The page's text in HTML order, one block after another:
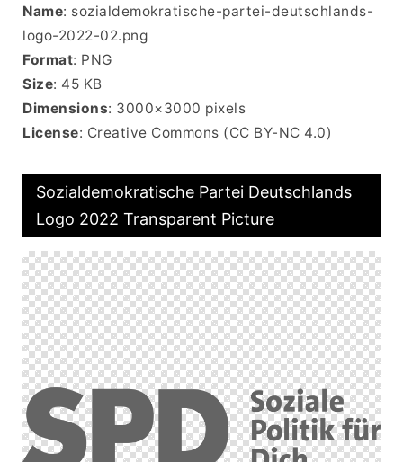
Name: sozialdemokratische-partei-deutschlands-
logo-2022-02.png
Format: PNG
Size: 45 KB
Dimensions: 3000×3000 pixels
License: Creative Commons (CC BY-NC 4.0)
Sozialdemokratische Partei Deutschlands
Logo 2022 Transparent Picture